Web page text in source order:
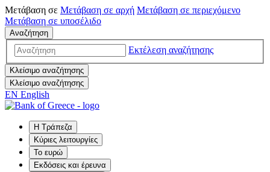
Μετάβαση σε Μετάβαση σε αρχή Μετάβαση σε περιεχόμενο
Μετάβαση σε υποσέλιδο
Αναζήτηση
Εκτέλεση αναζήτησης
Κλείσιμο αναζήτησης
Κλείσιμο αναζήτησης
EN English
Η Τράπεζα
Κύριες λειτουργίες
Το ευρώ
Εκδόσεις και έρευνα